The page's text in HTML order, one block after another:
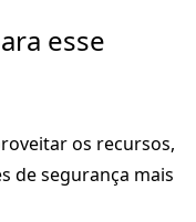
esse
os recursos,
de segurança mais